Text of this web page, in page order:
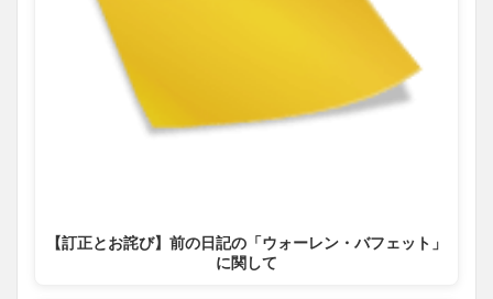
【訂正とお詫び】前の日記の「ウォーレン・バフェット」
に関して